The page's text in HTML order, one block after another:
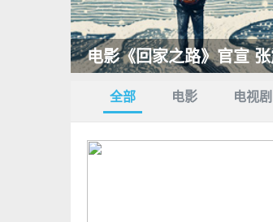
电影《回家之路》官宣
全部 电影 电视剧